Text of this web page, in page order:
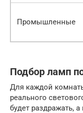
Промышленные
Подбор ламп
Для каждой
реального
будет раздражать,